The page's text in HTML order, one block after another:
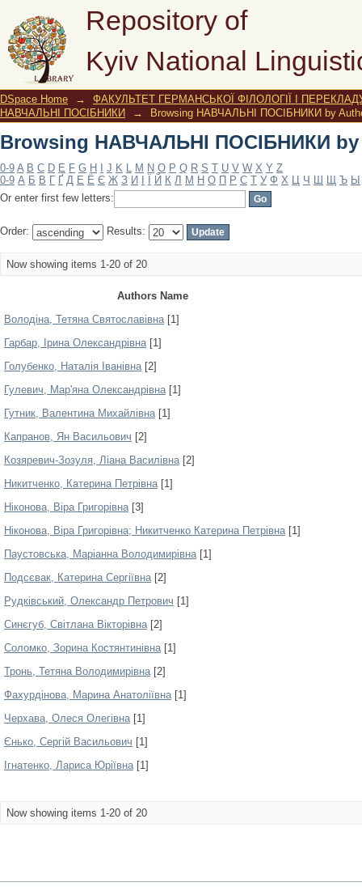
Repository of
Kyiv National
Browsing НАВЧАЛЬНІ ПОСІБНИКИ
DSpace Home →
ФАКУЛЬТЕТ ГЕРМАНСЬКОЇ ФІЛОЛОГІЇ І
НАВЧАЛЬНІ ПОСІБНИКИ
→ Browsing НАВЧАЛЬНІ ПОСІБНИКИ by
Browsing НАВЧАЛЬНІ ПОСІБНИКИ by
0-9 A B C D E F G H J K L M N O P Q R S T U V W X Y Z
0-9 А Б В Г Ґ Д Е Ё Є Ж З И Й К Л М Н О П Р С Т У Ф Х Ц Ч Ш Щ Ъ Ы
Or enter first few letters:
Order: Results:
Now showing items 1-20 of 20
Authors Name
Володіна, Тетяна Святославівна[1]
Гарбар, Ірина Олександрівна[1]
Голубенко, Наталія Іванівна[2]
Гулевич, Мар'яна Олександрівна[1]
Гутник, Валентина Михайлівна[1]
Капранов, Ян Васильович [2]
Козяревич-Зозуля, Ліана Василівна[2]
Никитченко, Катерина Петрівна[1]
Ніконова, Віра Григорівна[3]
Ніконова, Віра Григорівна; Никитченко Катерина Петрівна[1]
Паустовська, Маріанна Володимирівна[1]
Подсєвак, Катерина Сергіївна[2]
Рудківський, Олександр Петрович [1]
Синєгуб, Світлана Вікторівна[2]
Соломко, Зорина Костянтинівна[1]
Тронь, Тетяна Володимирівна[2]
Фахурдінова, Марина Анатоліївна[1]
Черхава, Олеся Олегівна[1]
Єнько, Сергій Васильович [1]
Ігнатенко, Лариса Юріївна[1]
Now showing items 1-20 of 20